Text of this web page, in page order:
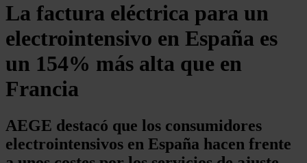
La factura eléctrica para un
electrointensivo en España es
un 154% más alta que en
Francia
AEGE destacó que los consumidores
electrointensivos en España hacen frente